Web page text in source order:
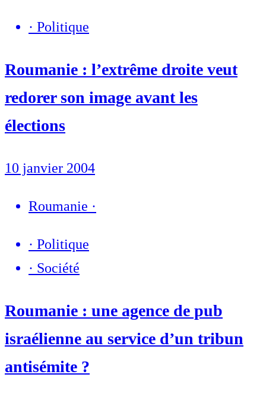
· Politique
Roumanie : l’extrême droite veut
redorer son image avant les
élections
10 janvier 2004
Roumanie ·
· Politique
· Société
Roumanie : une agence de pub
israélienne au service d’un tribun
antisémite ?